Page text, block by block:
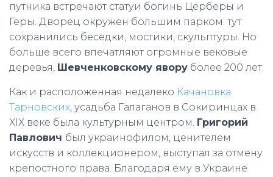
путника встречают статуи богинь Церберы и
Геры. Дворец окружен большим парком: тут
сохранились беседки, мостики, скульптуры. Но
больше всего впечатляют огромные вековые
деревья, Шевченковскому явору более 200 лет.
Как и расположенная недалеко Качановка
Тарновских, усадьба Галаганов в Сокиринцах в
ХІХ веке была культурным центром. Григорий
Павлович был украинофилом, ценителем
искусств и коллекционером, выступал за отмену
крепостного права. Благодаря ему в Украине